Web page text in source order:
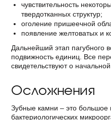
чувствительность
твердотканных структур;
оголение пришеечной
появление желтоватых и
Дальнейший этап пагубного
подвижность единиц. Все
свидетельствуют о
Осложнения
Зубные камни – это большое
бактериологических